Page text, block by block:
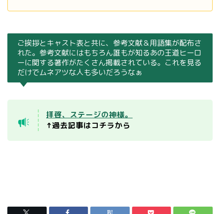
ご挨拶とキャスト表と共に、参考文献＆用語集が配布さ
れた。参考文献にはもちろん誰もが知るあの王道ヒーロ
ーに関する著作がたくさん掲載されている。これを見る
だけでムネアツな人も多いだろうなぁ
拝啓、ステージの神様。
↑過去記事はコチラから